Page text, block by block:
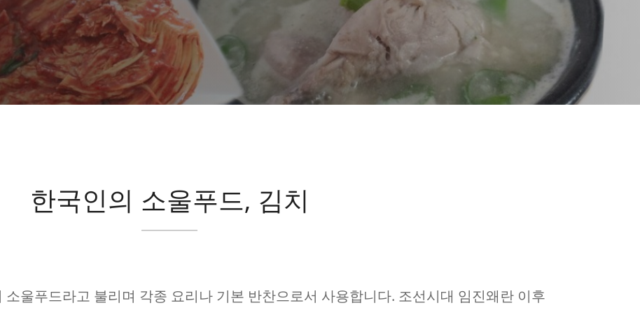
한국인의 소울푸드, 김치
울푸드라고 불리며 각종 요리나 기본 반찬으로서 사용합니다. 조선시대 임진왜란 이후